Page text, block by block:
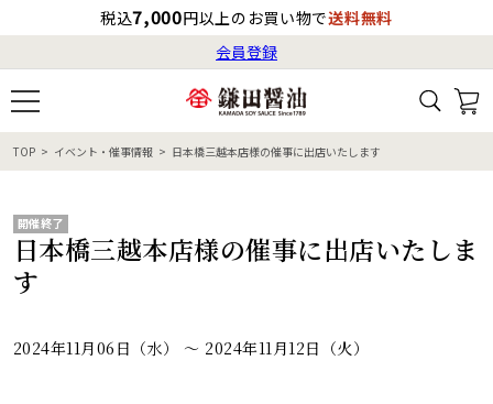
税込7,000円以上のお買い物で送料無料
会員登録
ログイン
会員登録
商品カテゴリ
すべてから検索
商品検索
TOP イベント・催事情報 日本橋三越本店様の催事に出店いたします
開催終了
日本橋三越本店様の催事に出店いたしま
す
2024年11月06日（水） ～ 2024年11月12日（火）
最短お届け日（国内）の目安
8月8日 （土）13:00
8月9日（日）です。